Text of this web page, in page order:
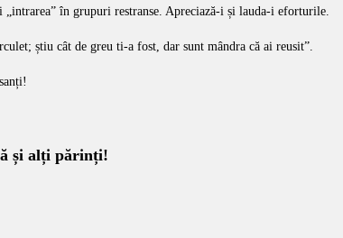
în grupuri restranse. Apreciază-i și lauda-i eforturile.
știu cât de greu ti-a fost, dar sunt mândra că ai reusit”.
și alți părinți!